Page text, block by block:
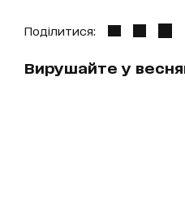
Поділитися:
Вирушайте у